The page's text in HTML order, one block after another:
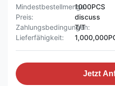
Mindestbestellmenge:1000PCS
Preis:
discuss
Zahlungsbedingungen:
T/T
Lieferfähigkeit:
Jetzt